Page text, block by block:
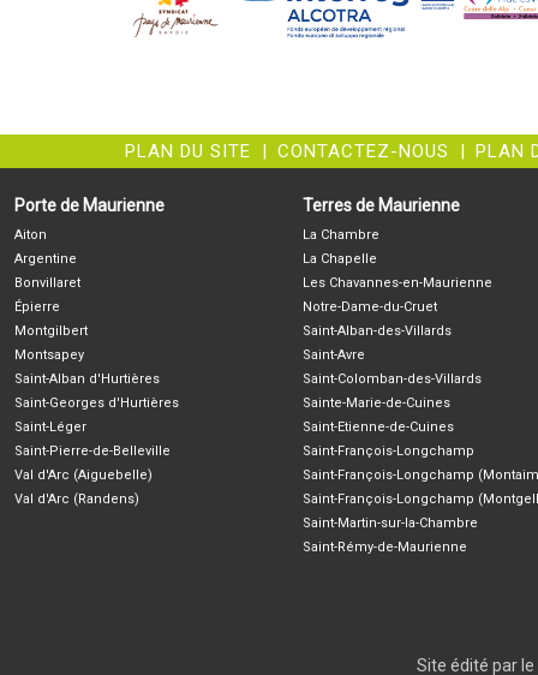
PLAN DU SITE | CONTACTEZ-NOUS | PLAN
Porte de Maurienne
Aiton
Argentine
Bonvillaret
Épierre
Montgilbert
Montsapey
Saint-Alban d'Hurtières
Saint-Georges d'Hurtières
Saint-Léger
Saint-Pierre-de-Belleville
Val d'Arc (Aiguebelle)
Val d'Arc (Randens)
Terres de Maurienne
La Chambre
La Chapelle
Les Chavannes-en-Maurienne
Notre-Dame-du-Cruet
Saint-Alban-des-Villards
Saint-Avre
Saint-Colomban-des-Villards
Sainte-Marie-de-Cuines
Saint-Etienne-de-Cuines
Saint-François-Longchamp
Saint-François-Longchamp
Saint-François-Longchamp
Saint-Martin-sur-la-Chambre
Saint-Rémy-de-Maurienne
Site édité par